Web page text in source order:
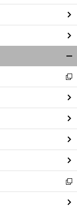
閉
る
新
し
い
ウ
ィ
ン
ド
ウ
で
開
く
新
し
い